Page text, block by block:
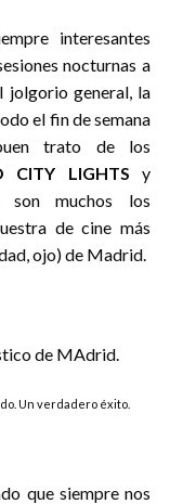
interesantes
nocturnas a
jolgorio general, la
el fin de semana
trato de los
CITY LIGHTS y
son muchos los
de cine más
ojo) de Madrid.
Un verdadero éxito.
que siempre nos